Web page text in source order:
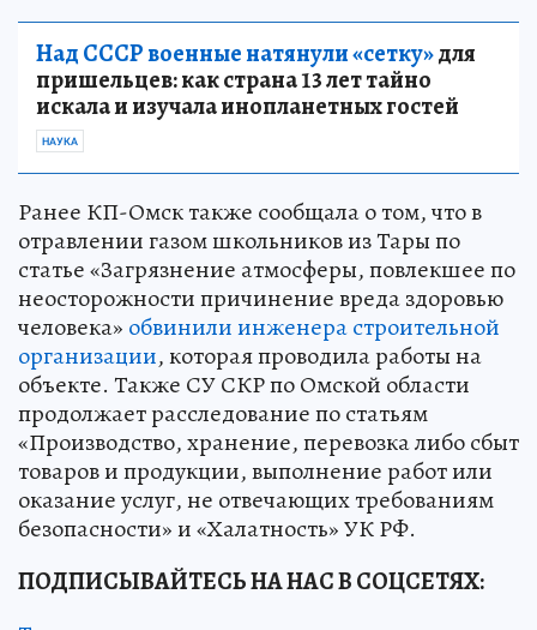
Над СССР военные натянули «сетку»для
пришельцев: как страна 13 лет тайно
искала и изучала инопланетных гостей
НАУКА
Ранее КП-Омск также сообщала о том, что в
отравлении газом школьников из Тары по
статье «Загрязнение атмосферы, повлекшее по
неосторожности причинение вреда здоровью
человека» обвинили инженера строительной
организации, которая проводила работы на
объекте. Также СУ СКР по Омской области
продолжает расследование по статьям
«Производство, хранение, перевозка либо сбыт
товаров и продукции, выполнение работ или
оказание услуг, не отвечающих требованиям
безопасности» и «Халатность» УК РФ.
ПОДПИСЫВАЙТЕСЬ НА НАС В СОЦСЕТЯХ: